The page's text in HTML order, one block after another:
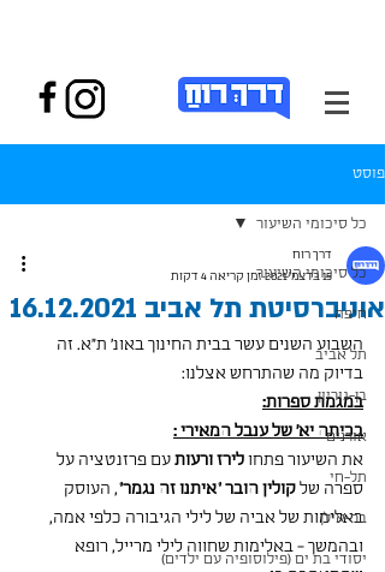
פוסט
כל סיכומי השיעור
חיפה
תל אביב
בן-גוריון
אורנים
תל-חי
בר-אילן
יסודי בת ים (פילוסופיה עם ילדים)
כל סיכומי השיעור
אוניברסיטת תל אביב 16.12.2021
דרך רוח
15 בדצמ׳ 2021
זמן קריאה 4 דקות
השבוע השנים עשר בבית החינוך באונ' ת"א. זה
בדיוק מה שהתרחש אצלנו:
במגמת ספרות:
בכיתה יא' של ענבל המאירי :
את השיעור פתחו לירז ורעות עם פרזנטציה על
ספרה של קולין הובר "איתנו זה נגמר", העוסק
באלימות של אביה של לילי הגיבורה כלפי אמה,
ובהמשך - באלימות שחווה לילי מרייל, רופא